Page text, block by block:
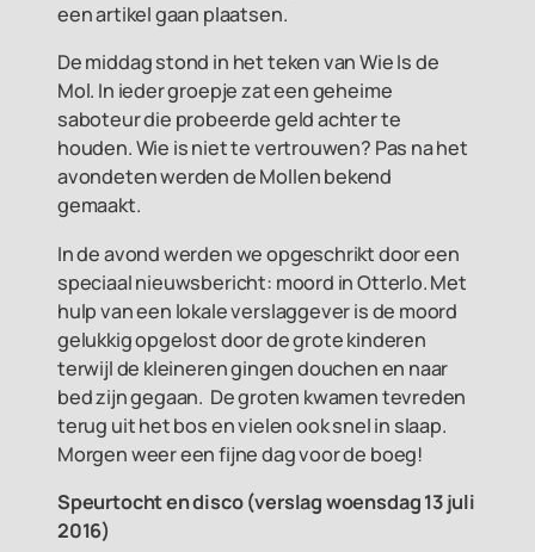
een artikel gaan plaatsen.
De middag stond in het teken van Wie Is de
Mol. In ieder groepje zat een geheime
saboteur die probeerde geld achter te
houden. Wie is niet te vertrouwen? Pas na het
avondeten werden de Mollen bekend
gemaakt.
In de avond werden we opgeschrikt door een
speciaal nieuwsbericht: moord in Otterlo. Met
hulp van een lokale verslaggever is de moord
gelukkig opgelost door de grote kinderen
terwijl de kleineren gingen douchen en naar
bed zijn gegaan. De groten kwamen tevreden
terug uit het bos en vielen ook snel in slaap.
Morgen weer een fijne dag voor de boeg!
Speurtocht en disco (verslag woensdag 13 juli
2016)